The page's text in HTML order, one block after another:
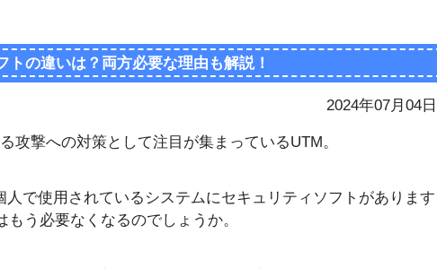
トの違いは？両方必要な理由も解説！
2024年07月04日
攻撃への対策として注目が集まっているUTM。
人で使用されているシステムにセキュリティソフトがあります
もう必要なくなるのでしょうか。